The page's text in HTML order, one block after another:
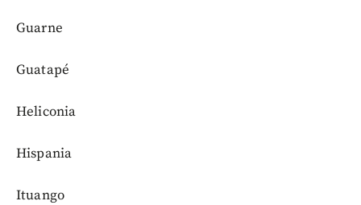
Guarne
Guatapé
Heliconia
Hispania
Ituango